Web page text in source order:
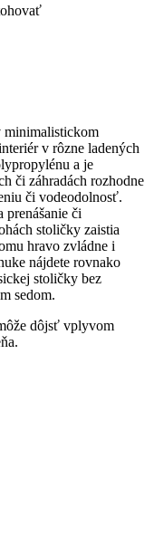
minimalistickom
v rôzne ladených
a je
či záhradách rozhodne
či vodeodolnosť.
či
stoličky zaistia
hravo zvládne i
nájdete rovnako
stoličky bez
sedom.
dôjsť vplyvom